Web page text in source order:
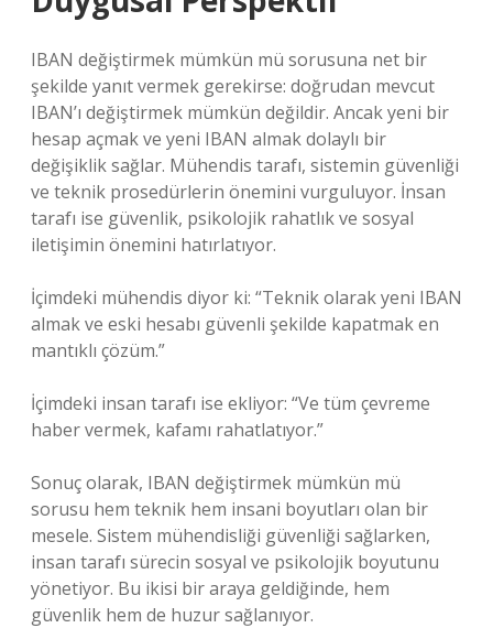
IBAN değiştirmek mümkün mü sorusuna net bir
şekilde yanıt vermek gerekirse: doğrudan mevcut
IBAN’ı değiştirmek mümkün değildir. Ancak yeni bir
hesap açmak ve yeni IBAN almak dolaylı bir
değişiklik sağlar. Mühendis tarafı, sistemin güvenliği
ve teknik prosedürlerin önemini vurguluyor. İnsan
tarafı ise güvenlik, psikolojik rahatlık ve sosyal
iletişimin önemini hatırlatıyor.
İçimdeki mühendis diyor ki: “Teknik olarak yeni IBAN
almak ve eski hesabı güvenli şekilde kapatmak en
mantıklı çözüm.”
İçimdeki insan tarafı ise ekliyor: “Ve tüm çevreme
haber vermek, kafamı rahatlatıyor.”
Sonuç olarak, IBAN değiştirmek mümkün mü
sorusu hem teknik hem insani boyutları olan bir
mesele. Sistem mühendisliği güvenliği sağlarken,
insan tarafı sürecin sosyal ve psikolojik boyutunu
yönetiyor. Bu ikisi bir araya geldiğinde, hem
güvenlik hem de huzur sağlanıyor.